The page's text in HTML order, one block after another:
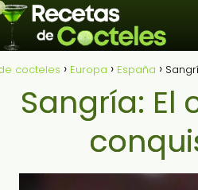
cocteles Europa España
Sangría: El